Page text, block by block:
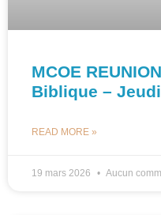
MCOE
Biblique –
READ MORE »
19 mars 2026 Aucun